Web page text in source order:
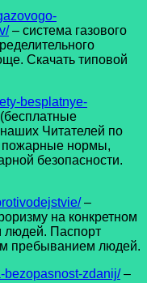
– система газового
Скачать типовой
besplatnye-
Читателей по
пожарные нормы,
безопасности.
–
на конкретном
людей. Паспорт
пребыванием людей.
bezopasnost-zdanij/–